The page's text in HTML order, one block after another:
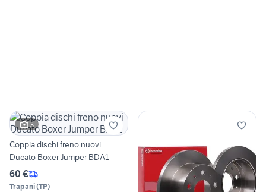
3
Coppia dischi freno nuovi
Ducato Boxer Jumper BDA1
60 €
Trapani(TP)